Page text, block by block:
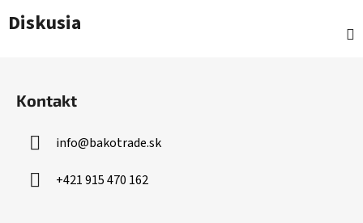
Diskusia
Kontakt
info@bakotrade.sk
+421 915 470 162